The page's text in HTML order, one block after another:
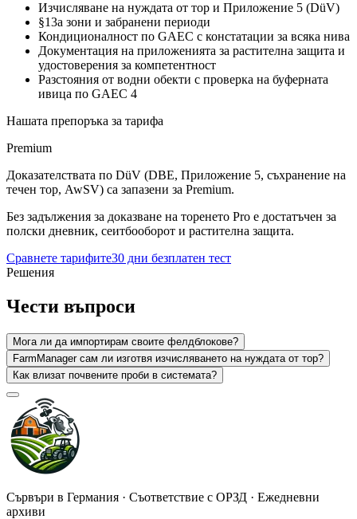
Изчисляване на нуждата от тор и Приложение 5 (DüV)
§13a зони и забранени периоди
Кондиционалност по GAEC с констатации за всяка нива
Документация на приложенията за растителна защита и
удостоверения за компетентност
Разстояния от водни обекти с проверка на буферната
ивица по GAEC 4
Нашата препоръка за тарифа
Premium
Доказателствата по DüV (DBE, Приложение 5, съхранение на
течен тор, AwSV) са запазени за Premium.
Без задължения за доказване на торенето Pro е достатъчен за
полски дневник, сеитбооборот и растителна защита.
Сравнете тарифите30 дни безплатен тест
Решения
Чести въпроси
Мога ли да импортирам своите фелдблокове?
FarmManager сам ли изготвя изчисляването на нуждата от тор?
Как влизат почвените проби в системата?
Сървъри в Германия · Съответствие с ОРЗД · Ежедневни
архиви